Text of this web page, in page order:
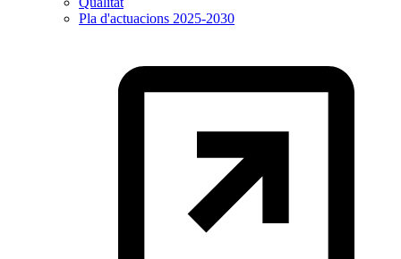
Pla d'actuacions 2025-2030